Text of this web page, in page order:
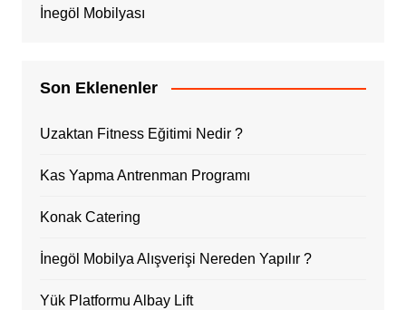
İnegöl Mobilyası
Son Eklenenler
Uzaktan Fitness Eğitimi Nedir ?
Kas Yapma Antrenman Programı
Konak Catering
İnegöl Mobilya Alışverişi Nereden Yapılır ?
Yük Platformu Albay Lift